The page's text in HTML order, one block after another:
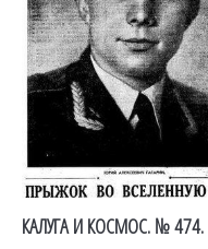
КАЛУГА И КОСМОС. №